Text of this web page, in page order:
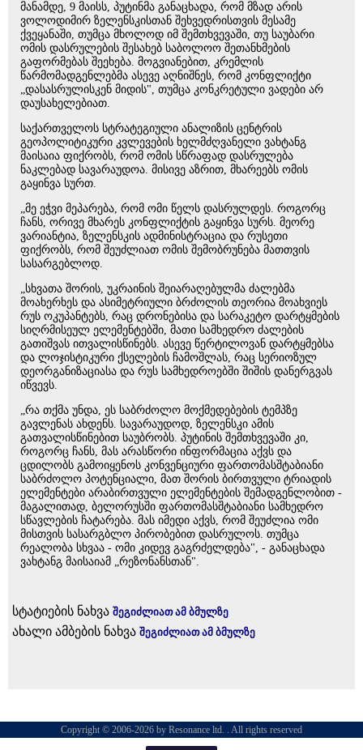
მანამდე, 9 მაისს, პუტინმა განაცხადა, რომ მზად არის
ვოლოდიმირ ზელენსკისთან შეხვედრისთვის მესამე
ქვეყანაში, თუმცა მხოლოდ იმ შემთხვევაში, თუ საუბარი
ომის დასრულების შესახებ საბოლოო შეთანხმების
გაფორმებას შეეხება. მოგვიანებით, კრემლის
წარმომადგენლებმა ასევე აღნიშნეს, რომ კონფლიქტი
„დასასრულისკენ მიდის", თუმცა კონკრეტული ვადები არ
დაუსახელებიათ.
საქართველოს სტრატეგიული ანალიზის ცენტრის
გეოპოლიტიკური კვლევების ხელმძღვანელი ვახტანგ
მაისაია ფიქრობს, რომ ომის სწრაფად დასრულება
ნაკლებად სავარაუდოა. მისივე აზრით, მხარეებს ომის
გაყინვა სურთ.
„მე ეჭვი მეპარება, რომ ომი წელს დასრულდეს. როგორც
ჩანს, ორივე მხარეს კონფლიქტის გაყინვა სურს. მეორე
ვარიანტია, ზელენსკის ადმინისტრაცია და რუსეთი
ფიქრობს, რომ შეუძლიათ ომის შემობრუნება მათთვის
სასარგებლოდ.
„სხვათა შორის, უკრაინის შეიარაღებულმა ძალებმა
მოახერხეს და ასიმეტრიული ბრძოლის თეორია მოახვიეს
რუს ოკუპანტებს, რაც დრონებისა და სარაკეტო დარტყმების
სიღრმისეულ ელემენტებში, მათი სამხედრო ძალების
გათიშვას ითვალისწინებს. ასევე წერტილოვან დარტყმებსა
და ლოჯისტიკური ქსელების ჩამოშლას, რაც სერიოზულ
დეორგანიზაციასა და რუს სამხედროებში შიშის დანერგვას
იწვევს.
„რა თქმა უნდა, ეს საბრძოლო მოქმედებების ტემპზე
გავლენას ახდენს. სავარაუდოდ, ზელენსკი ამის
გათვალისწინებით საუბრობს. პუტინის შემთხვევაში კი,
როგორც ჩანს, მას არასწორი ინფორმაცია აქვს და
ცდილობს გამოიყენოს კონვენციური ფართომასშტაბიანი
საბრძოლო პოტენციალი, მათ შორის ბირთვული ტრიადის
ელემენტები არაბირთვული ელემენტების შემადგენლობით -
მაგალითად, ბელორუსში ფართომასშტაბიანი სამხედრო
სწავლების ჩატარება. მას იმედი აქვს, რომ შეუძლია ომი
მისთვის სასარგბლო პირობებით დასრულოს. თუმცა
რეალობა სხვაა - ომი კიდევ გაგრძელდება", - განაცხადა
ვახტანგ მაისაიამ „რეზონანსთან".
სტატიების ნახვა შეგიძლიათ ამ ბმულზე
ახალი ამბების ნახვა შეგიძლიათ ამ ბმულზე
Copyright © 2006-2026 by Resonance ltd. . All rights reserved